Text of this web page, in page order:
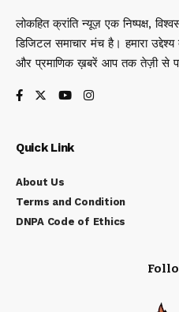
लोकहित क्रांति न्यूज़ एक निष्पक्ष,
डिजिटल समाचार मंच है। हमारा
और प्रमाणिक ख़बरें आप तक तेज़ी से
Quick Link
About Us
Terms and Condition
DNPA Code of Ethics